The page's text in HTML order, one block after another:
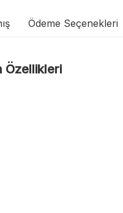
Ödeme Seçenekleri
Özellikleri